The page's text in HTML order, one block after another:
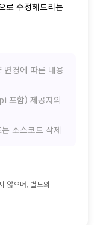
로 수정해드리는
변경에 따른 내용
포함) 제공자의
소스코드 삭제
않으며, 별도의